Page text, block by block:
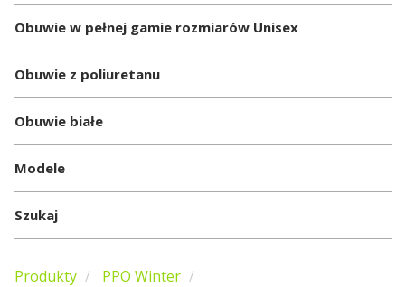
Obuwie w pełnej gamie rozmiarów Unisex
Obuwie z poliuretanu
Obuwie białe
Modele
Szukaj
Produkty PPO Winter